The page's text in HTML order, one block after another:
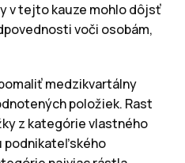
v tejto kauze mohlo dôjsť
voči osobám,
medzikvartálny
položiek. Rast
z kategórie vlastného
podnikateľského